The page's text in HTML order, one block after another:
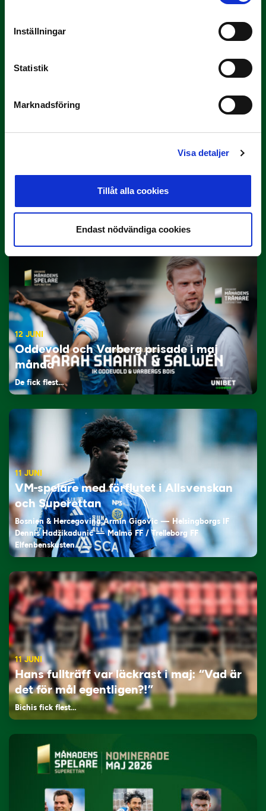
Inställningar
Statistik
Marknadsföring
Visa detaljer
Tillåt alla cookies
Endast nödvändiga cookies
Rösta på Månadens Tränare i juni
12 JUNI
Oddevold och Varberg prisade i maj
månad
De fick flest…
11 JUNI
VM-spelare med förflutet i Allsvenskan
och Superettan
Bosnien & Hercegovina Armin Gigovic — Helsingborgs IF
Dennis Hadžikadunić — Malmö FF / Trelleborg FF
Elfenbenskusten…
11 JUNI
Hans fullträff var läckrast i maj: “Vad är
det för mål egentligen?!”
Bichis fick flest…